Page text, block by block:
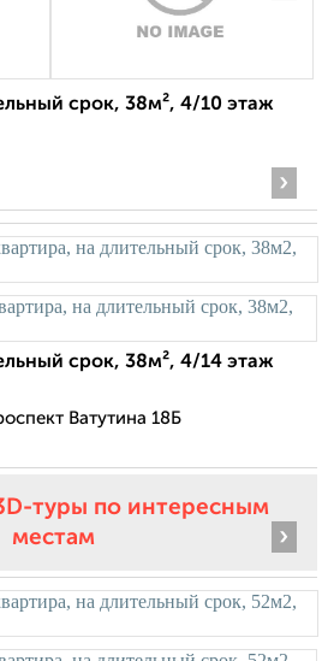
срок, 38м², 4/10 этаж
›
срок, 38м², 4/14 этаж
Ватутина 18Б
туры по интересным
местам
›